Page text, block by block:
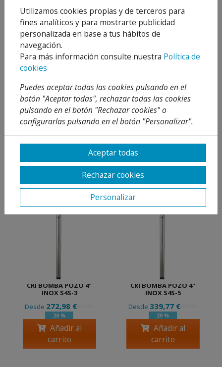
Desde126,81 €158,51 €
Añadir al
carrito
Desde138,42 €
Añadir al
CRI BOMBA POZO 4"
S4P-5
210,54 €
20 %
carrito
BOMBA POZO CON
BOYA NIVEL BSP-3
Desde
20 %
carrito
CRI BOMBA POZO 4"
INOX S4S-3
Desde 272,98 €
20 %
Añadir al
carrito
CRI BOMBA POZO 4"
INOX S4S-5
Desde 339,77 €
20 %
Añadir al
carrito
Utilizamos cookies propias y de terceros para
fines analíticos y para mostrarte publicidad
personalizada en base a tus hábitos de
navegación.
Para más información consulte nuestra Política de
cookies
Puedes aceptar todas las cookies pulsando en el
botón "Aceptar todas", rechazar todas las cookies
pulsando en el botón "Rechazar cookies" o
configurarlas pulsando en el botón "Personalizar".
Aceptar todas
Rechazar cookies
Personalizar